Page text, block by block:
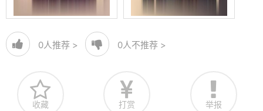
0人推荐 > 0人不推荐 >
收藏 打赏 举报